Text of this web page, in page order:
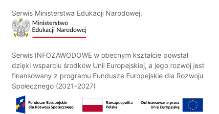
Serwis Ministerstwa Edukacji Narodowej.
Serwis INFOZAWODOWE w obecnym kształcie powstał
dzięki wsparciu środków Unii Europejskiej, a jego rozwój jest
finansowany z programu Fundusze Europejskie dla Rozwoju
Społecznego (2021–2027)